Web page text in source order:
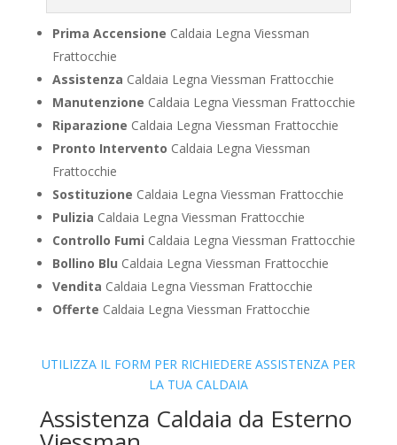
Prima Accensione Caldaia Legna Viessman
Frattocchie
Assistenza Caldaia Legna Viessman Frattocchie
Manutenzione Caldaia Legna Viessman Frattocchie
Riparazione Caldaia Legna Viessman Frattocchie
Pronto Intervento Caldaia Legna Viessman
Frattocchie
Sostituzione Caldaia Legna Viessman Frattocchie
Pulizia Caldaia Legna Viessman Frattocchie
Controllo Fumi Caldaia Legna Viessman Frattocchie
Bollino Blu Caldaia Legna Viessman Frattocchie
Vendita Caldaia Legna Viessman Frattocchie
Offerte Caldaia Legna Viessman Frattocchie
UTILIZZA IL FORM PER RICHIEDERE ASSISTENZA PER
LA TUA CALDAIA
Assistenza Caldaia da Esterno